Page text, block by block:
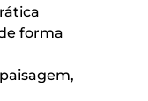
forma